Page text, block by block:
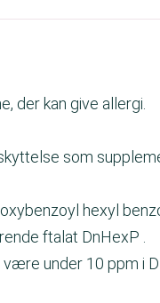
der kan give allergi.
som
hexyl
ftalat DnHexP .
under 10 ppm i